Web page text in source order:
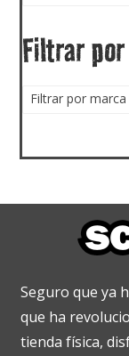
Filtrar
Filtrar por marca
Seguro que ya
que ha
tienda física,